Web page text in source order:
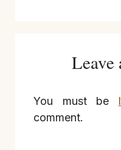
Leave
You must be
comment.